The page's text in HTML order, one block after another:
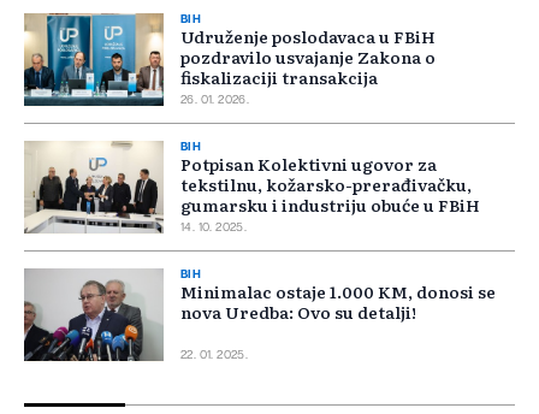
BIH
Udruženje poslodavaca u FBiH
pozdravilo usvajanje Zakona o
fiskalizaciji transakcija
26. 01. 2026.
BIH
Potpisan Kolektivni ugovor za
tekstilnu, kožarsko-prerađivačku,
gumarsku i industriju obuće u FBiH
14. 10. 2025.
BIH
Minimalac ostaje 1.000 KM, donosi se
nova Uredba: Ovo su detalji!
22. 01. 2025.